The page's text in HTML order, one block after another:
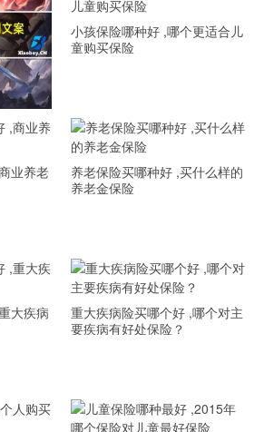
小孩保险哪种好 ,哪个更适合儿
童购买保险
业养老
养老保险买哪种好 ,买什么样的
养老金保险
大疾病
重大疾病险买哪个好 ,哪个对主
要疾病有好处保险？